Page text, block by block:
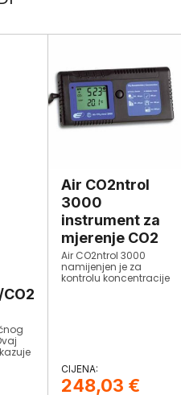
Air CO2ntrol
3000
instrument za
mjerenje CO2
Air CO2ntrol 3000
namijenjen je za
kontrolu koncentracije
248,03 €